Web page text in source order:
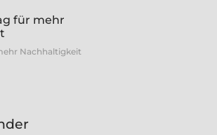
Nachhaltigkeit